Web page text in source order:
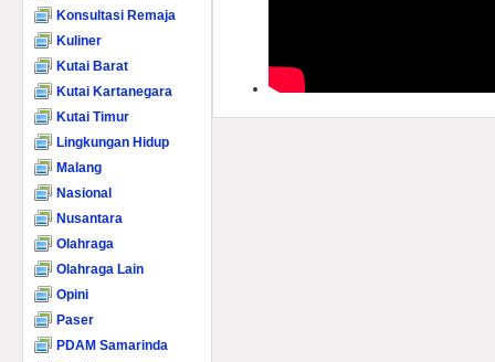
Konsultasi Remaja
Kuliner
Kutai Barat
Kutai Kartanegara
Kutai Timur
Lingkungan Hidup
Malang
Nasional
Nusantara
Olahraga
Olahraga Lain
Opini
Paser
PDAM Samarinda